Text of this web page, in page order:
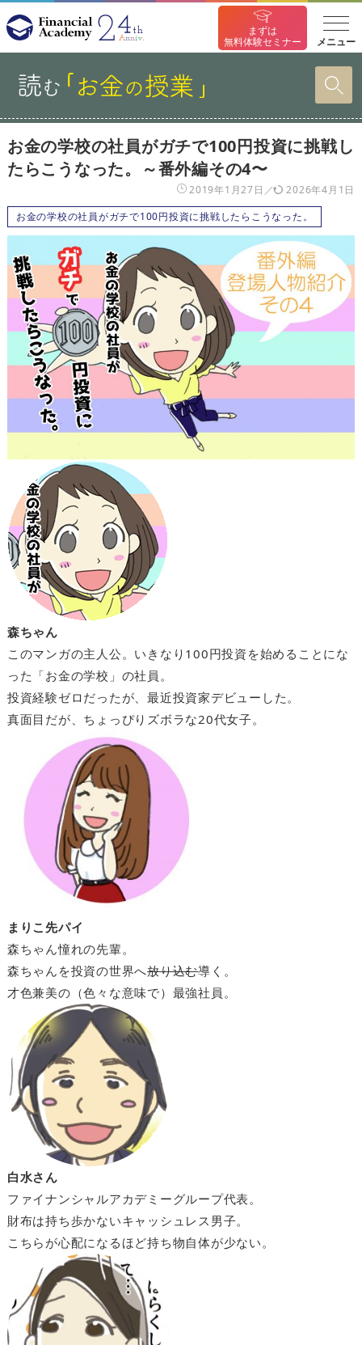
まずは
無料体験セミナー
メニュー
お金の学校の社員がガチで100円投資に挑戦し
たらこうなった。～番外編その4〜
2019年1月27日
2026年4月1日
お金の学校の社員がガチで100円投資に挑戦したらこうなった。
森ちゃん
このマンガの主人公。いきなり100円投資を始めることにな
った「お金の学校」の社員。
投資経験ゼロだったが、最近投資家デビューした。
真面目だが、ちょっぴりズボラな20代女子。
まりこ先パイ
森ちゃん憧れの先輩。
森ちゃんを投資の世界へ放り込む導く。
才色兼美の（色々な意味で）最強社員。
白水さん
ファイナンシャルアカデミーグループ代表。
財布は持ち歩かないキャッシュレス男子。
こちらが心配になるほど持ち物自体が少ない。